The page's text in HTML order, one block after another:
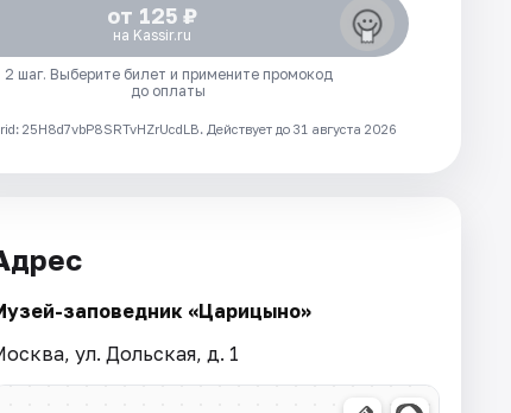
от 125 ₽
на Kassir.ru
2 шаг. Выберите билет и примените промокод
до оплаты
Действует до 31 августа 2026
заповедник «Царицыно»
ул. Дольская, д. 1